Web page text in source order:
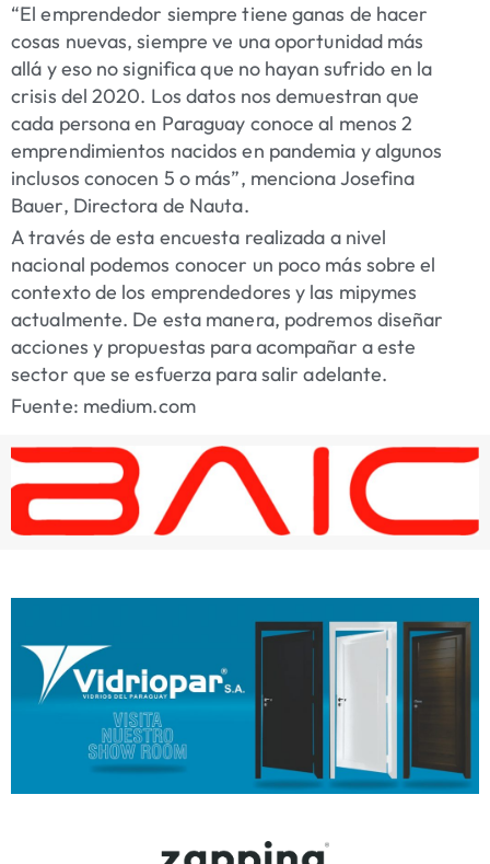
“El emprendedor siempre tiene ganas de hacer
cosas nuevas, siempre ve una oportunidad más
allá y eso no significa que no hayan sufrido en la
crisis del 2020. Los datos nos demuestran que
cada persona en Paraguay conoce al menos 2
emprendimientos nacidos en pandemia y algunos
inclusos conocen 5 o más”, menciona Josefina
Bauer, Directora de Nauta.
A través de esta encuesta realizada a nivel
nacional podemos conocer un poco más sobre el
contexto de los emprendedores y las mipymes
actualmente. De esta manera, podremos diseñar
acciones y propuestas para acompañar a este
sector que se esfuerza para salir adelante.
Fuente: medium.com